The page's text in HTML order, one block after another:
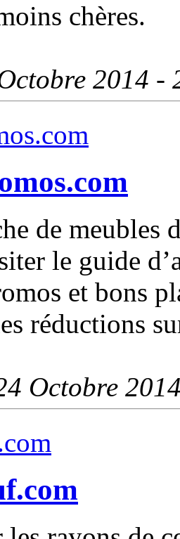
chères.
2014 -
de meubles
le guide
et bons
réductions
Octobre